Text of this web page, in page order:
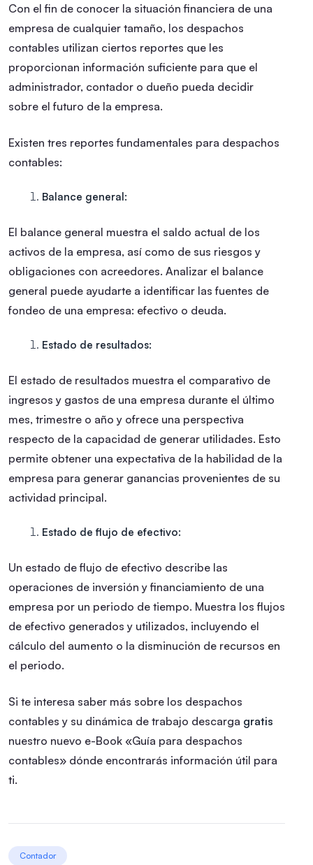
Con el fin de conocer la situación financiera de una
empresa de cualquier tamaño, los despachos
contables utilizan ciertos reportes que les
proporcionan información suficiente para que el
administrador, contador o dueño pueda decidir
sobre el futuro de la empresa.
Existen tres reportes fundamentales para despachos
contables:
Balance general:
El balance general muestra el saldo actual de los
activos de la empresa, así como de sus riesgos y
obligaciones con acreedores. Analizar el balance
general puede ayudarte a identificar las fuentes de
fondeo de una empresa: efectivo o deuda.
Estado de resultados:
El estado de resultados muestra el comparativo de
ingresos y gastos de una empresa durante el último
mes, trimestre o año y ofrece una perspectiva
respecto de la capacidad de generar utilidades. Esto
permite obtener una expectativa de la habilidad de la
empresa para generar ganancias provenientes de su
actividad principal.
Estado de flujo de efectivo:
Un estado de flujo de efectivo describe las
operaciones de inversión y financiamiento de una
empresa por un periodo de tiempo. Muestra los flujos
de efectivo generados y utilizados, incluyendo el
cálculo del aumento o la disminución de recursos en
el periodo.
Si te interesa saber más sobre los despachos
contables y su dinámica de trabajo descarga gratis
nuestro nuevo e-Book «Guía para despachos
contables» dónde encontrarás información útil para
ti.
Contador